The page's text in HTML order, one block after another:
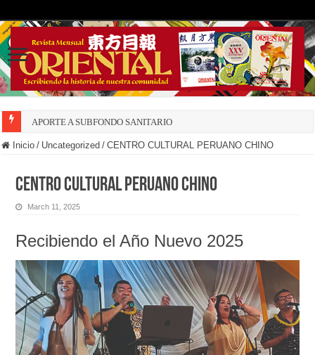
APORTE A SUBFONDO SANITARIO
Inicio / Uncategorized / CENTRO CULTURAL PERUANO CHINO
CENTRO CULTURAL PERUANO CHINO
March 11, 2025
Recibiendo el Año Nuevo 2025